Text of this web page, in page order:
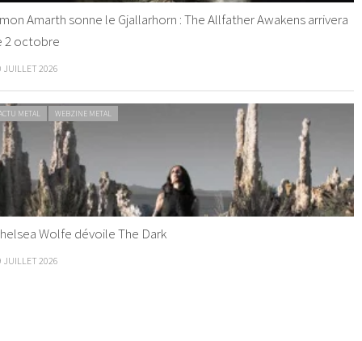
Amarth sonne le Gjallarhorn : The Allfather Awakens arrivera
2 octobre
JUILLET 2026
METAL WEBZINE METAL
Wolfe dévoile The Dark
JUILLET 2026